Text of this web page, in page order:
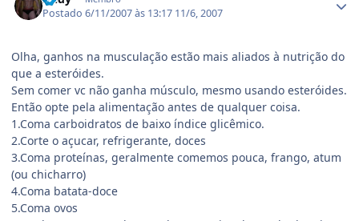
Postado6/11/2007 às 13:17 11/6, 2007
Olha, ganhos na musculação estão mais aliados à nutrição do
que a esteróides.
Sem comer vc não ganha músculo, mesmo usando esteróides.
Então opte pela alimentação antes de qualquer coisa.
1.Coma carboidratos de baixo índice glicêmico.
2.Corte o açucar, refrigerante, doces
3.Coma proteínas, geralmente comemos pouca, frango, atum
(ou chicharro)
4.Coma batata-doce
5.Coma ovos